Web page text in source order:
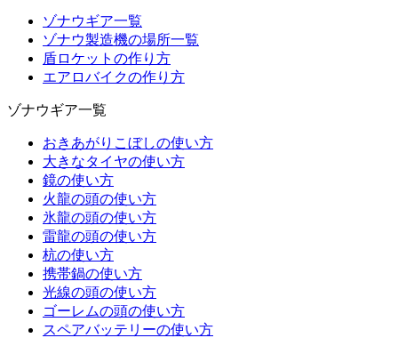
ゾナウギア一覧
ゾナウ製造機の場所一覧
盾ロケットの作り方
エアロバイクの作り方
ゾナウギア一覧
おきあがりこぼしの使い方
大きなタイヤの使い方
鏡の使い方
火龍の頭の使い方
氷龍の頭の使い方
雷龍の頭の使い方
杭の使い方
携帯鍋の使い方
光線の頭の使い方
ゴーレムの頭の使い方
スペアバッテリーの使い方